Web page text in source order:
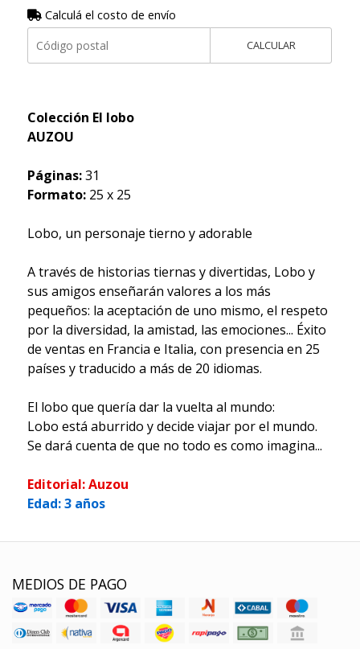
Calculá el costo de envío
CALCULAR
Colección El lobo
AUZOU
Páginas:31
Formato:25 x 25
Lobo, un personaje tierno y adorable
A través de historias tiernas y divertidas, Lobo y
sus amigos enseñarán valores a los más
pequeños: la aceptación de uno mismo, el respeto
por la diversidad, la amistad, las emociones... Éxito
de ventas en Francia e Italia, con presencia en 25
países y traducido a más de 20 idiomas.
El lobo que quería dar la vuelta al mundo:
Lobo está aburrido y decide viajar por el mundo.
Se dará cuenta de que no todo es como imagina...
Editorial: Auzou
Edad: 3 años
MEDIOS DE PAGO